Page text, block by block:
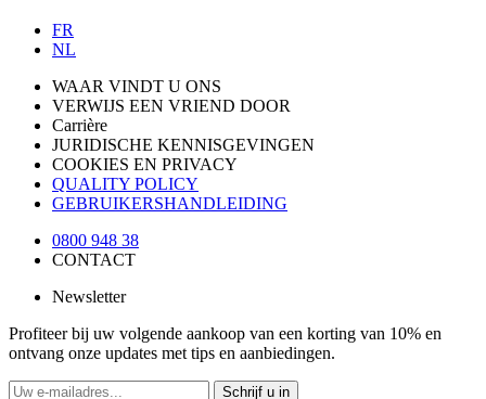
FR
NL
WAAR VINDT U ONS
VERWIJS EEN VRIEND DOOR
Carrière
JURIDISCHE KENNISGEVINGEN
COOKIES EN PRIVACY
QUALITY POLICY
GEBRUIKERSHANDLEIDING
0800 948 38
CONTACT
Newsletter
Profiteer bij uw volgende aankoop van een korting van 10% en
ontvang onze updates met tips en aanbiedingen.
Schrijf u in